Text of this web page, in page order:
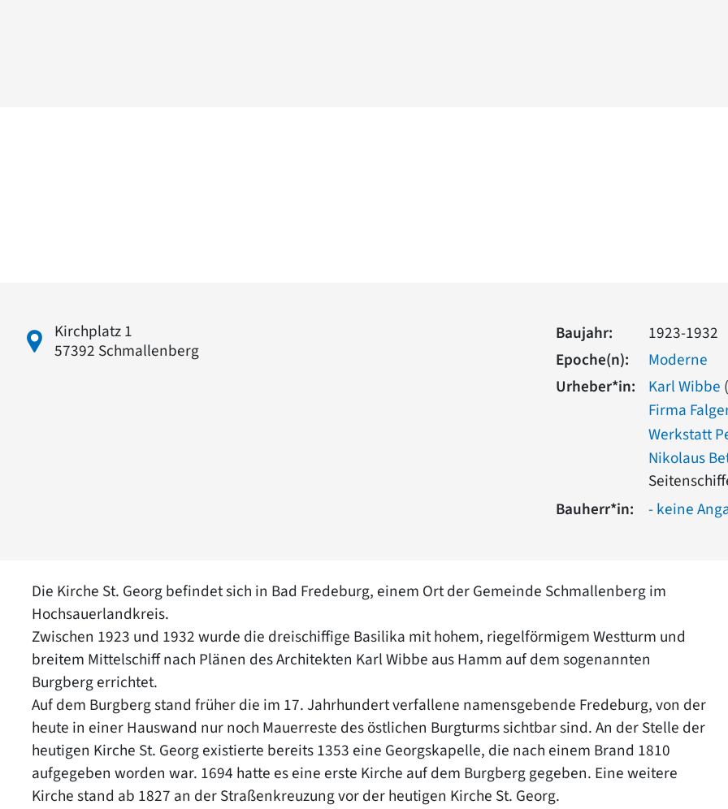
Kirchplatz 1
57392 Schmallenberg
Baujahr:
1923-1932
Epoche(n):
Moderne
Urheber*in:
Karl Wibbe
Firma
Werkstatt
Nikolaus
Bauherr*in:
- keine
Die Kirche St. Georg befindet sich in Bad Fredeburg, einem Ort der Gemeinde Schmallenberg im
Hochsauerlandkreis.
Zwischen 1923 und 1932 wurde die dreischiffige Basilika mit hohem, riegelförmigem Westturm und
breitem Mittelschiff nach Plänen des Architekten Karl Wibbe aus Hamm auf dem sogenannten
Burgberg errichtet.
Auf dem Burgberg stand früher die im 17. Jahrhundert verfallene namensgebende Fredeburg, von der
heute in einer Hauswand nur noch Mauerreste des östlichen Burgturms sichtbar sind. An der Stelle der
heutigen Kirche St. Georg existierte bereits 1353 eine Georgskapelle, die nach einem Brand 1810
aufgegeben worden war. 1694 hatte es eine erste Kirche auf dem Burgberg gegeben. Eine weitere
Kirche stand ab 1827 an der Straßenkreuzung vor der heutigen Kirche St. Georg.